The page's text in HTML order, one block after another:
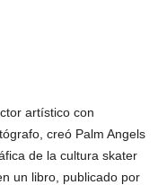
artístico con
creó Palm Angels
de la cultura skater
un libro, publicado por